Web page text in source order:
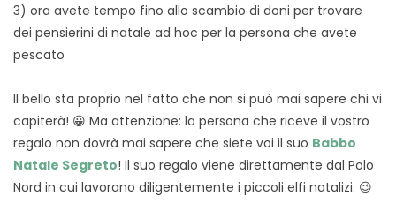
3) ora avete tempo fino allo scambio di doni per trovare
dei pensierini di natale ad hoc per la persona che avete
pescato
Il bello sta proprio nel fatto che non si può mai sapere chi vi
capiterà! 😀 Ma attenzione: la persona che riceve il vostro
regalo non dovrà mai sapere che siete voi il suo Babbo
Natale Segreto! Il suo regalo viene direttamente dal Polo
Nord in cui lavorano diligentemente i piccoli elfi natalizi. 😉